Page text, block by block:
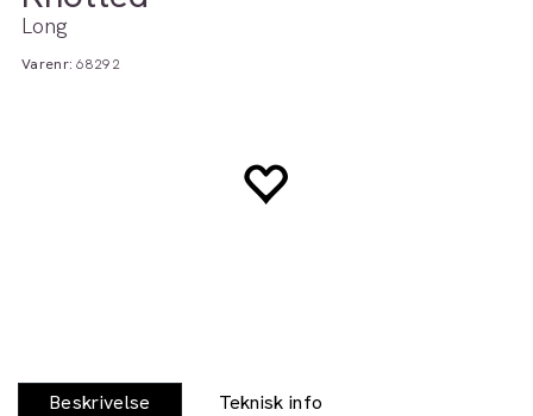
Long
Varenr:68292
Beskrivelse Teknisk info